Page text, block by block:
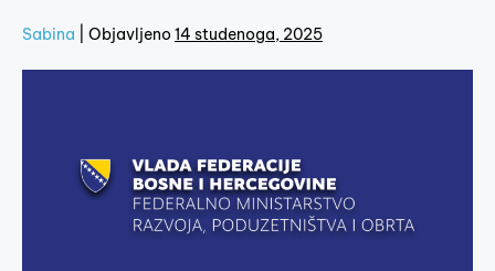
Sabina Objavljeno 14 studenoga, 2025